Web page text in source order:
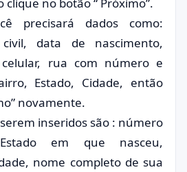
precisará dados como:
data de nascimento,
rua com número e
Estado, Cidade, então
novamente.
inseridos são : número
em que nasceu,
nome completo de sua